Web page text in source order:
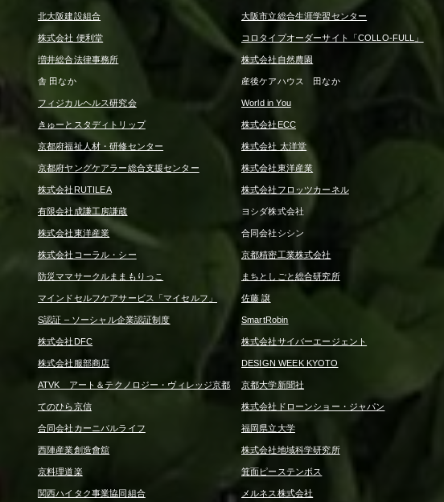
北大阪建設組合 大阪市立総合生涯学習センター
株式会社 便利堂 コロタイプオーダーサイト「COLLO-FULL」
増井総合法律事務所 株式会社自然農園
舎 田なか 産後ケアハウス 田なか
フィジカルヘルス研究会 World in You
きゅーとスタディトリップ 株式会社ECC
京都府福祉人材・研修センター 株式会社 太洋堂
京都府ヤングケアラー総合支援センター 株式会社東洋産業
株式会社RUTILEA 株式会社フロッツカーネル
有限会社成謙工房謙蔵 ヨシダ株式会社
株式会社東洋産業 合同会社シシン
株式会社コーラル・シー 京都精密工業株式会社
防災ママサークルままもりっこ まちとしごと総合研究所
マインドセルフケアサービス「マイセルフ」 佐藤 譲
S認証 – ソーシャル企業認証制度 SmartRobin
株式会社DFC 株式会社サイバーエージェント
株式会社服部商店 DESIGN WEEK KYOTO
ATVK アート＆テクノロジー・ヴィレッジ京都 京都大学新聞社
てのひら京信 株式会社ドローンショー・ジャパン
合同会社カーニバルライフ 福岡県立大学
西陣産業創造會舘 株式会社地域科学研究所
京料理道楽 箕面ピーステンボス
関西ハイタク事業協同組合 メルネス株式会社